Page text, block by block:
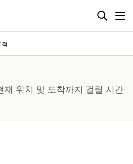
적
재 위치 및 도착까지 걸릴 시간